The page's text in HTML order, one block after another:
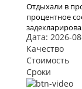
Отдыхали в
процентное
все испортит.
Дата: 2026-
Качество
Стоимость
Сроки